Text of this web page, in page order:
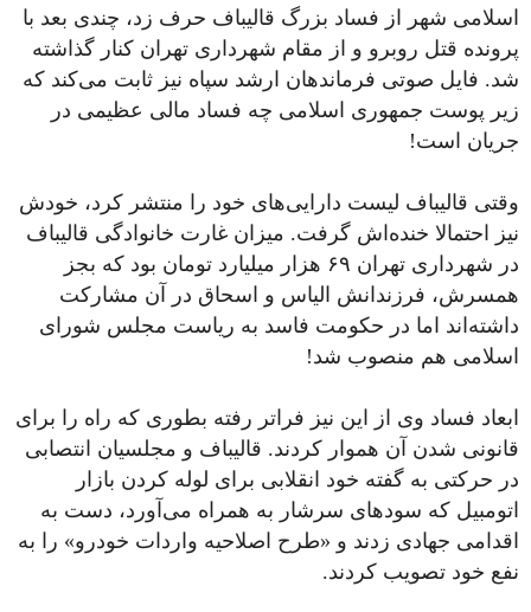
اسلامی شهر از فساد بزرگ قالیباف حرف زد، چندی بعد با
پرونده قتل روبرو و از مقام شهرداری تهران کنار گذاشته
شد. فایل صوتی فرماندهان ارشد سپاه نیز ثابت می‌کند که
زیر پوست جمهوری اسلامی‌ چه فساد مالی عظیمی‌ در
جریان است!
وقتی قالیباف لیست دارایی‌های خود را منتشر کرد، خودش
نیز احتمالا خنده‌اش گرفت. میزان غارت خانوادگی قالیباف
در شهرداری تهران ۶۹ هزار میلیارد تومان بود که بجز
همسرش، فرزندانش الیاس و اسحاق در آن مشارکت
داشته‌اند اما در حکومت فاسد به ریاست مجلس شورای
اسلامی هم منصوب شد!
ابعاد فساد وی از این نیز فراتر رفته بطوری که راه را برای
قانونی شدن آن هموار کردند. قالیباف و مجلسیان انتصابی
در حرکتی به گفته خود انقلابی برای لوله کردن بازار
اتومبیل که سودهای سرشار به همراه می‌آورد، دست به
اقدامی جهادی زدند و «طرح اصلاحیه واردات خودرو» را به
نفع خود تصویب کردند.